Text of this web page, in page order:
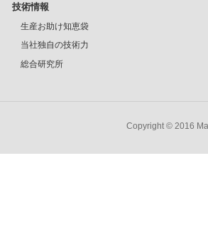
技術情報
生産お助け知恵袋
当社独自の技術力
総合研究所
Copyright © 2016